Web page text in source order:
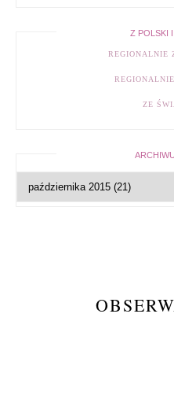
Z POLSKI
REGIONALNIE
ZE